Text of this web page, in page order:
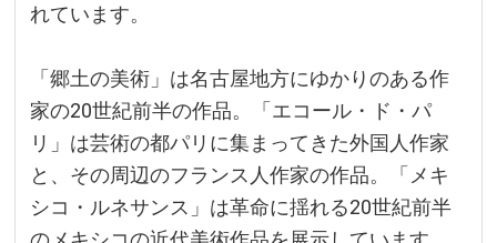
れています。
「郷土の美術」は名古屋地方にゆかりのある作
家の20世紀前半の作品。「エコール・ド・パ
リ」は芸術の都パリに集まってきた外国人作家
と、その周辺のフランス人作家の作品。「メキ
シコ・ルネサンス」は革命に揺れる20世紀前半